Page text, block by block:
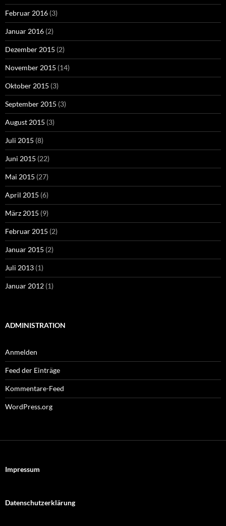
Februar 2016 (3)
Januar 2016 (2)
Dezember 2015 (2)
November 2015 (14)
Oktober 2015 (3)
September 2015 (3)
August 2015 (3)
Juli 2015 (8)
Juni 2015 (22)
Mai 2015 (27)
April 2015 (6)
März 2015 (9)
Februar 2015 (2)
Januar 2015 (2)
Juli 2013 (1)
Januar 2012 (1)
ADMINISTRATION
Anmelden
Feed der Einträge
Kommentare-Feed
WordPress.org
Impressum
Datenschutzerklärung